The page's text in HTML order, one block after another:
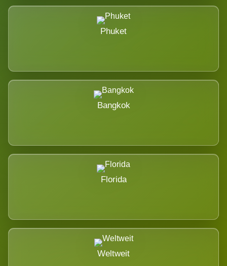
Phuket
Bangkok
Florida
Weltweit